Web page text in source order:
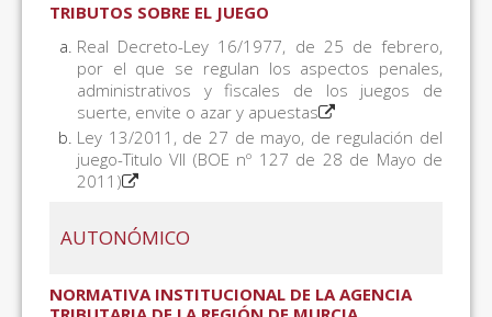
TRIBUTOS SOBRE EL JUEGO
Real Decreto-Ley 16/1977, de 25 de febrero,
por el que se regulan los aspectos penales,
administrativos y fiscales de los juegos de
suerte, envite o azar y apuestas
Ley 13/2011, de 27 de mayo, de regulación del
juego-Titulo VII (BOE nº 127 de 28 de Mayo de
2011)
AUTONÓMICO
NORMATIVA INSTITUCIONAL DE LA AGENCIA